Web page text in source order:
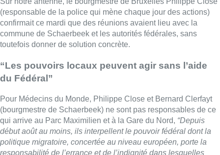
(responsable de la police qui mène chaque jour des actions)
confirmait ce mardi que des réunions avaient lieu avec la
commune de Schaerbeek et les autorités fédérales, sans
toutefois donner de solution concrète.
“Les pouvoirs locaux peuvent agir sans l’aide
du Fédéral”
Pour Médecins du Monde, Philippe Close et Bernard Clerfayt
(bourgmestre de Schaerbeek) ne sont pas responsables de ce
qui arrive au Parc Maximilien et à la Gare du Nord, “Depuis
début août au moins, ils interpellent le pouvoir fédéral dont la
politique migratoire, concertée au niveau européen, porte la
responsabilité de l’errance et de l’indignité dans lesquelles